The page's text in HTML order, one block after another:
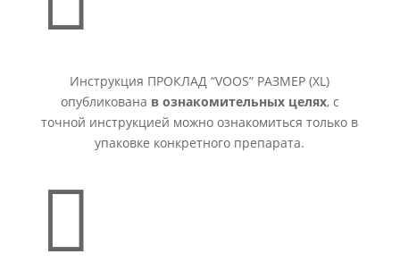
Инструкция ПРОКЛАД “VOOS” РАЗМЕР (XL)
опубликована в ознакомительных целях, с
точной инструкцией можно ознакомиться только в
упаковке конкретного препарата.
